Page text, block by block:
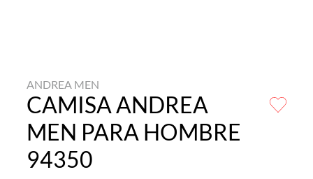
ANDREA MEN
CAMISA ANDREA
MEN PARA HOMBRE
94350